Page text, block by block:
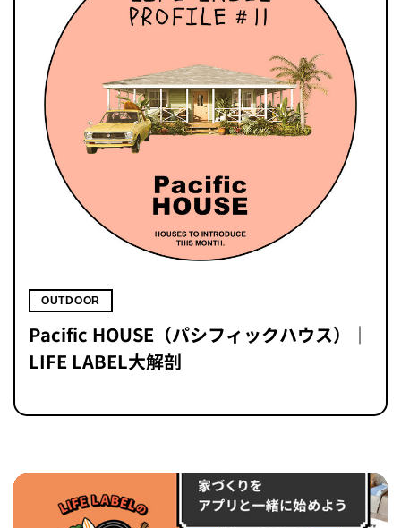
OUTDOOR
Pacific HOUSE（パシフィックハウス）｜
LIFE LABEL大解剖